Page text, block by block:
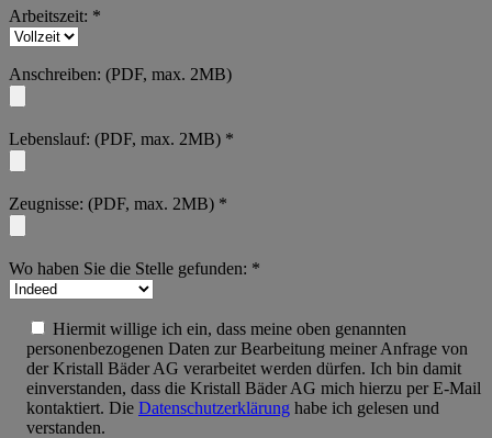
Arbeitszeit: *
Anschreiben: (PDF, max. 2MB)
Lebenslauf: (PDF, max. 2MB) *
Zeugnisse: (PDF, max. 2MB) *
Wo haben Sie die Stelle gefunden: *
Hiermit willige ich ein, dass meine oben genannten
personenbezogenen Daten zur Bearbeitung meiner Anfrage von
der Kristall Bäder AG verarbeitet werden dürfen. Ich bin damit
einverstanden, dass die Kristall Bäder AG mich hierzu per E-Mail
kontaktiert. Die Datenschutzerklärung habe ich gelesen und
verstanden.